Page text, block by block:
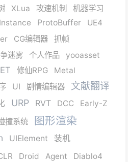
XLua 攻速机制
机器学习
ProtoBuffer
UE4
CG编辑器
抓帧
迷雾 个人作品 yooasset
ET 修仙RPG
Metal
UI 剧情编辑器 文献翻译
URP RVT DCC
Early-Z
撞系统 图形渲染
UIElement 装机
Droid Agent
Diablo4